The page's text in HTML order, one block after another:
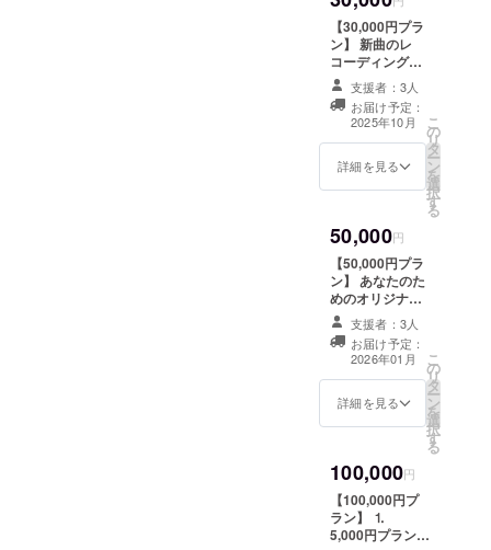
近郊 ・支援者様
の交通費や滞在
費：支援者様の
交通費や滞在費
は各自でご負担
ください。 ・支
援者様との連絡
方法：詳細は
メールで連絡し
ます。 ・備考欄
に参加希望の有
さい。
れるお名前をご
記入ください。
ツ ＋ポスターカ
レンダー の２点
詰め込んだプラ
ン！ ・Tシャツ
サイズはサイズ
展開はS、M、
L、2L、3Ｌあり
ます。 ポスター
サイズは
B2:515mm×728
mmとなりま
との連絡方法：
詳細はメールで
お送りします。
【30,000円プラ
ン】 新曲のレ
コーディングに
参加体験＋記念
写真付き 音楽制
作の現場を肌で
感じられる、特
別なレコーディ
ング体験をお届
けします。 この
CATZのプロ
デューサー
ROVER （from
ROYALcomfort
、Distorted
Wave、
G.Y.L.O）さんが
レコーディング
を担当してくだ
さります。
CRAZY CATZの
新曲のワンフ
ンジしていただ
きリアルな音楽
制作の一歩を体
験できます。 ※
このリターン
支援者：3人
お届け予定：
2025年10月
詳細を見る
こ
の
リ
タ
ー
ン
を
選
択
す
る
50,000円
【50,000円プラ
ン】 あなたのた
めのオリジナル
ソングを制作し
ます！ ヒアリン
グをもとにテー
マに沿った１
コーラスのオリ
ジナル楽曲を制
します。 有効期
限：2025年09月
から2026年4月
末まで
支援者：3人
お届け予定：
2026年01月
詳細を見る
こ
の
リ
タ
ー
ン
を
選
択
す
る
100,000円
【100,000円プ
ラン】 ⒈
5,000円プランか